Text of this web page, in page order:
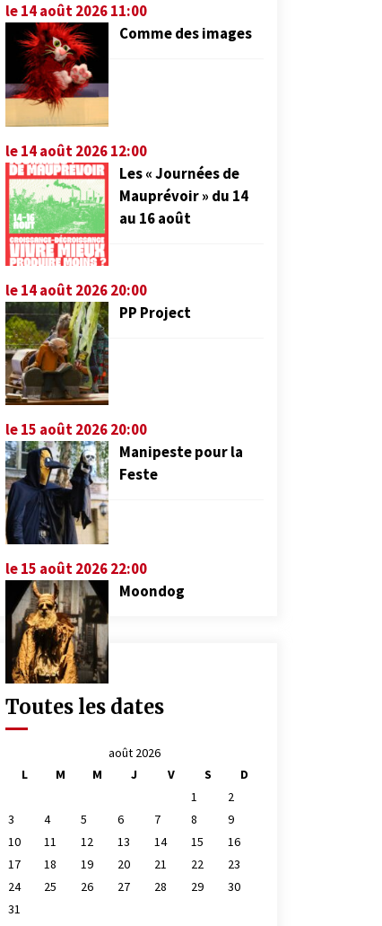
le 14 août 2026 11:00
Comme des images
le 14 août 2026 12:00
Les « Journées de
Mauprévoir » du 14
au 16 août
le 14 août 2026 20:00
PP Project
le 15 août 2026 20:00
Manipeste pour la
Feste
le 15 août 2026 22:00
Moondog
Toutes les dates
août 2026
L
M M J V S
D
1
2
3
4 5 6 7 8
9
10
11 12 13 14 15
16
17
18 19 20 21 22
23
24
25 26 27 28 29
30
31